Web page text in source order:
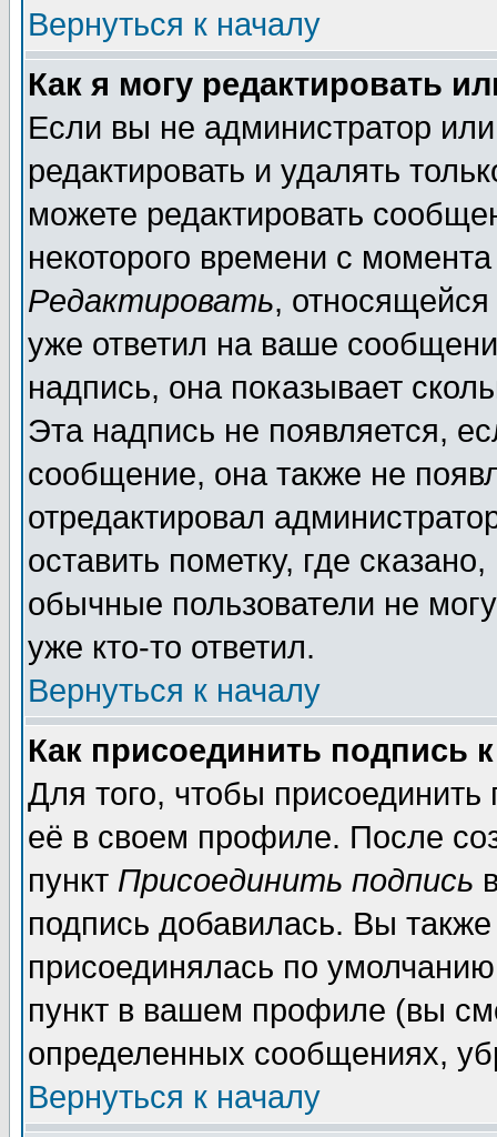
Вернуться к началу
Как я могу редактировать
Если вы не администратор
редактировать и удалять
можете редактировать
некоторого времени с
Редактировать,
уже ответил на ваше
надпись, она показывает
Эта надпись не появляется,
сообщение, она также не
отредактировал
оставить пометку, где
обычные пользователи не
уже кто-то ответил.
Вернуться к началу
Как присоединить подпись
Для того, чтобы
её в своем профиле. После
пункт Присоединить подпись
подпись добавилась. Вы
присоединялась по
пункт в вашем профиле (вы
определенных сообщениях,
Вернуться к началу